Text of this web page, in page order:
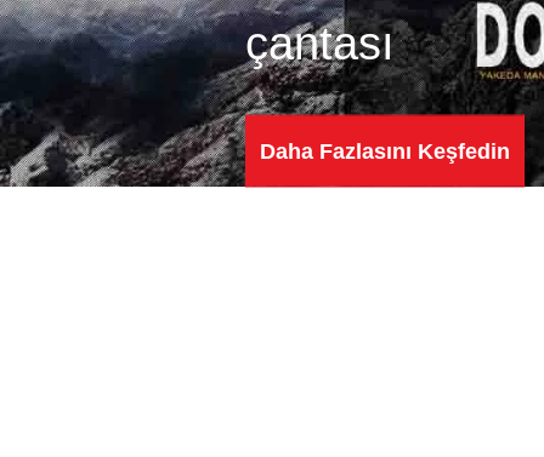
çantası
Daha Fazlasını Keşfedin